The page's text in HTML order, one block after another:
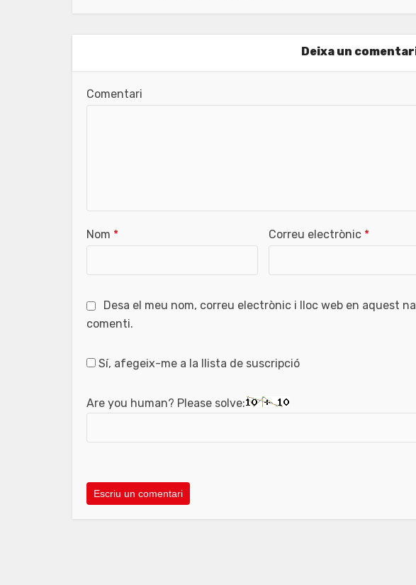
Deixa un
Comentari
Nom * Correu electrònic *
Desa el meu nom, correu electrònic i lloc web en aquest
comenti.
Sí, afegeix-me a la llista de suscripció
Are you human? Please solve: